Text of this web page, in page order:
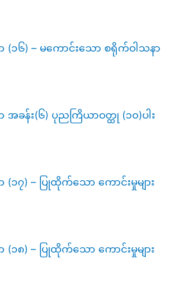
၁၆) – မကောင်းသော စရိုက်ဝါသနာ
ခန်း(၆) ပုညကြိယာဝတ္ထု (၁၀)ပါး
၁၇) – ပြုထိုက်သော ကောင်းမှုများ
၁၈) – ပြုထိုက်သော ကောင်းမှုများ